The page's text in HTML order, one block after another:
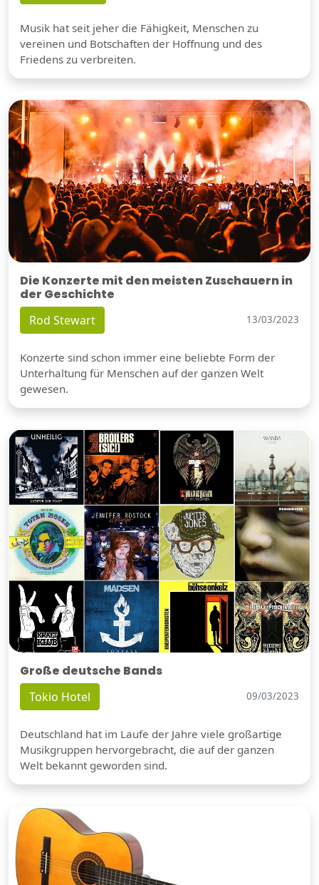
Musik hat seit jeher die Fähigkeit, Menschen zu
vereinen und Botschaften der Hoffnung und des
Friedens zu verbreiten.
Die Konzerte mit den meisten Zuschauern in
der Geschichte
Rod Stewart 13/03/2023
Konzerte sind schon immer eine beliebte Form der
Unterhaltung für Menschen auf der ganzen Welt
gewesen.
Große deutsche Bands
Tokio Hotel 09/03/2023
Deutschland hat im Laufe der Jahre viele großartige
Musikgruppen hervorgebracht, die auf der ganzen
Welt bekannt geworden sind.